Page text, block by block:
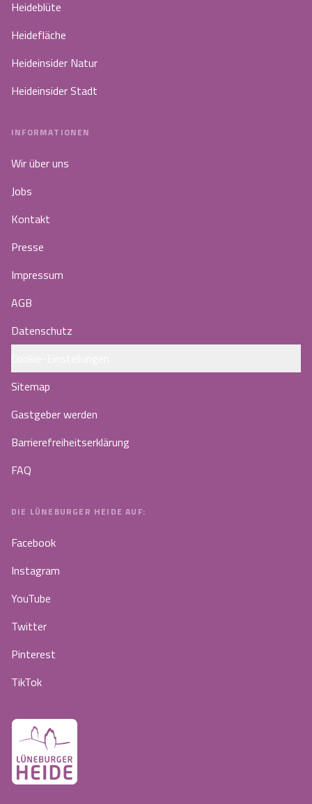
Heideblüte
Heidefläche
Heideinsider Natur
Heideinsider Stadt
INFORMATIONEN
Wir über uns
Jobs
Kontakt
Presse
Impressum
AGB
Datenschutz
Sitemap
Gastgeber werden
Barrierefreiheitserklärung
FAQ
DIE LÜNEBURGER HEIDE AUF:
Facebook
Instagram
YouTube
Twitter
Pinterest
TikTok